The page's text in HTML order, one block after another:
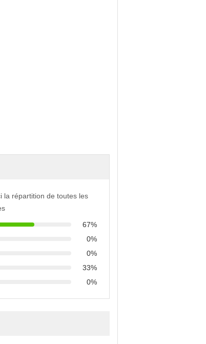
la répartition de toutes les
67%
0%
0%
33%
0%